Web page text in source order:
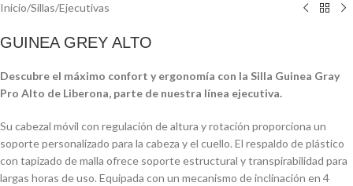
Inicio/Sillas/Ejecutivas
GUINEA GREY ALTO
Descubre el máximo confort y ergonomía con la Silla Guinea Gray
Pro Alto de Liberona, parte de nuestra línea ejecutiva.
Su cabezal móvil con regulación de altura y rotación proporciona un
soporte personalizado para la cabeza y el cuello. El respaldo de plástico
con tapizado de malla ofrece soporte estructural y transpirabilidad para
largas horas de uso. Equipada con un mecanismo de inclinación en 4